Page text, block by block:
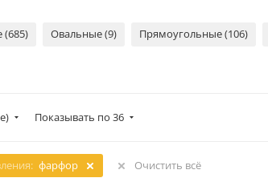
(685) Овальные (9) Прямоугольные (106)
Показывать по 36
фарфор Очистить всё